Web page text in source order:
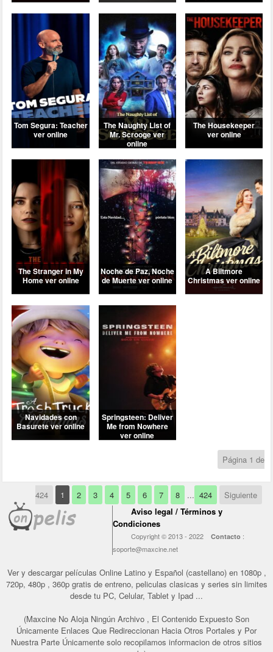
Página 1 de
424 1 2 3 4 5 6 7 8 ... 424
Siguiente
Aviso legal / Términos y
Condiciones
Copyright © 2013 - 2022Contacto :
soporte@maxcine.net
Ver y descargar películas Online Latino y Español (castellano) en 1080p ,
720p, 480p , 360p gratis de entreno, peliculas clasicas y series sin limites
desde tu PC, Celular, Tablet y Ipad ...
(Maxcine No Aloja Ningún Archivo , El Contenido Expuesto Son
Únicamente Enlaces Que Redireccionan Hacia Otros Portales y Por
Nuestra Parte Únicamente solo recopilamos informacion de otros sitios